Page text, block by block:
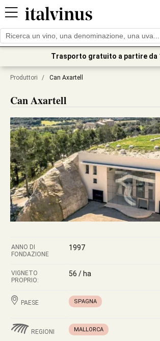
Trasporto gratuito a partire da
Produttori / Can Axartell
Can Axartell
ANNO DI
FONDAZIONE
1997
VIGNETO
PROPRIO:
56 / ha
PAESE SPAGNA
REGIONI MALLORCA